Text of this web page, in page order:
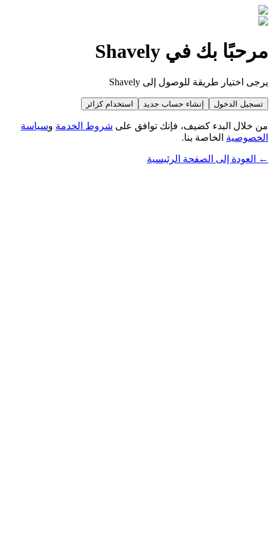
مرحبًا بك في Shavely
يرجى اختيار طريقة للوصول إلى Shavely
تسجيل الدخول إنشاء حساب جديد استخدام كزائر
من خلال البدء كضيف، فإنك توافق على شروط الخدمة وسياسة
الخصوصية الخاصة بنا.
← العودة إلى الصفحة الرئيسية